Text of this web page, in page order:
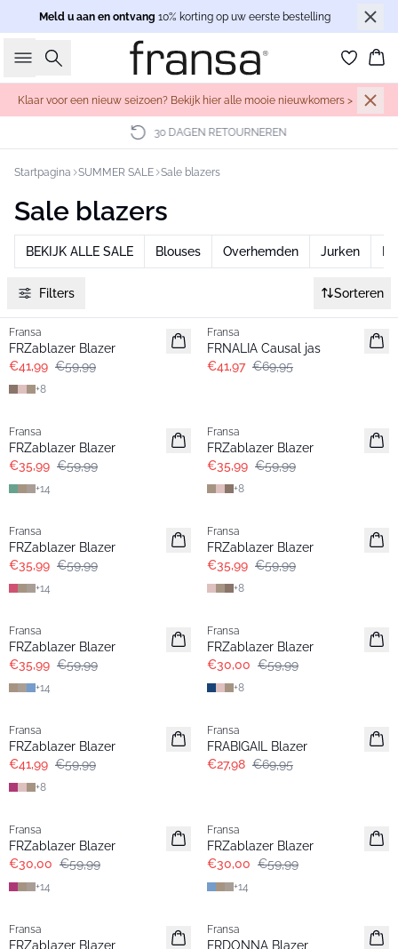
Meld u aan en ontvang 10% korting op uw eerste bestelling
Zoeken
Klaar voor een nieuw seizoen? Bekijk hier alle mooie nieuwkomers >
30 DAGEN RETOURNEREN
Startpagina SUMMER SALE Sale blazers
Sale blazers
BEKIJK ALLE SALE Blouses Overhemden Jurken
Filters Sorteren
-30%
Fransa
FRZablazer Blazer
€41,99 €59,99
+8
Fransa
FRNALIA Causal jas
€41,97 €69,95
Fransa
FRZablazer Blazer
€35,99 €59,99
+14
Fransa
FRZablazer Blazer
€35,99 €59,99
+8
Fransa
FRZablazer Blazer
€35,99 €59,99
+14
Fransa
FRZablazer Blazer
€35,99 €59,99
+8
Fransa
FRZablazer Blazer
€35,99 €59,99
+14
Extended size
Fransa
FRZablazer Blazer
€30,00 €59,99
+8
Extended size
Fransa
FRZablazer Blazer
€41,99 €59,99
+8
Fransa
FRABIGAIL Blazer
€27,98 €69,95
Extended size
Fransa
FRZablazer Blazer
€30,00 €59,99
+14
Extended size
Fransa
FRZablazer Blazer
€30,00 €59,99
+14
Extended size
Fransa
FRZablazer Blazer
Fransa
FRDONNA Blazer